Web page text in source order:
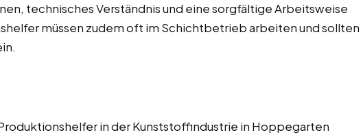
technisches Verständnis und eine sorgfältige Arbeitsweise
müssen zudem oft im Schichtbetrieb arbeiten und sollten
in der Kunststoffindustrie in Hoppegarten